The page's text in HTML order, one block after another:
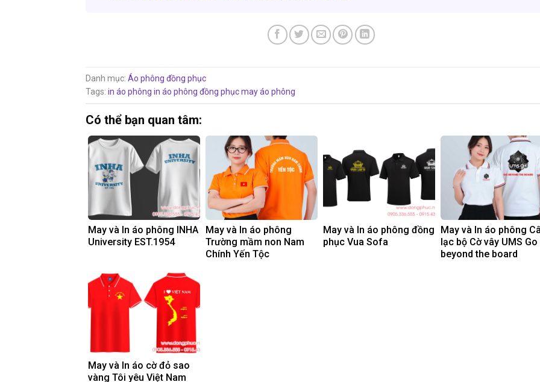
Danh mục: Áo phông đồng phục
Tags: in áo phông in áo phông đồng phụcmay áo phông
Có thể bạn quan tâm:
May và In áo phông INHA
University EST.1954
May và In áo phông
Trường mầm non Nam
Chính Yến Tộc
May và In áo phông đồng
phục Vua Sofa
May và In áo phông
lạc bộ Cờ vây UMS Go
beyond the board
May và In áo cờ đỏ sao
vàng Tôi yêu Việt Nam